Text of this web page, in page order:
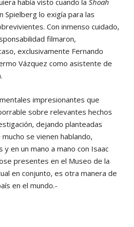
Spielberg lo exigía para las
Con inmenso cuidado,
filmaron,
exclusivamente Fernando
Vázquez como asistente de
impresionantes que
sobre relevantes hechos
dejando planteadas
se vienen hablando,
y en un mano a mano con Isaac
presentes en el Museo de la
en conjunto, es otra manera de
en el mundo.-